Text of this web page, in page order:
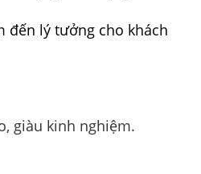
đến lý tưởng cho khách
giàu kinh nghiệm.